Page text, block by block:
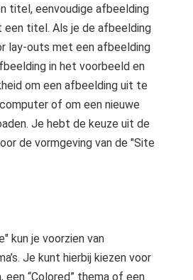
titel, eenvoudige afbeelding
een titel. Als je de afbeelding
lay-outs met een afbeelding
in het voorbeeld en
om een afbeelding uit te
of om een nieuwe
Je hebt de keuze uit de
de vormgeving van de "Site
kun je voorzien van
Je kunt hierbij kiezen voor
een “Colored” thema of een